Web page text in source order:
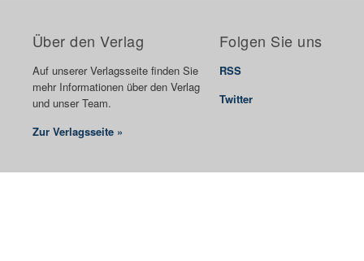
Über den Verlag
Auf unserer Verlagsseite finden Sie
mehr Informationen über den Verlag
und unser Team.
Zur Verlagsseite »
Folgen Sie uns
RSS
Twitter